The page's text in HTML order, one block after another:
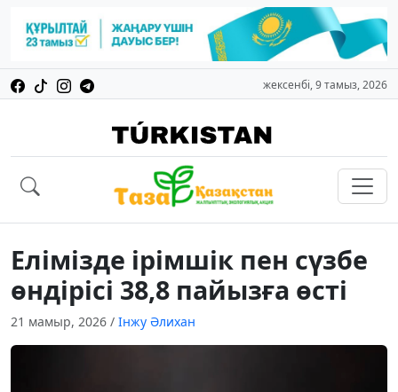
жексенбі, 9 тамыз, 2026
Елімізде ірімшік пен сүзбе
өндірісі 38,8 пайызға өсті
21 мамыр, 2026 / Інжу Әлихан